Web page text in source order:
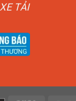
TẢI